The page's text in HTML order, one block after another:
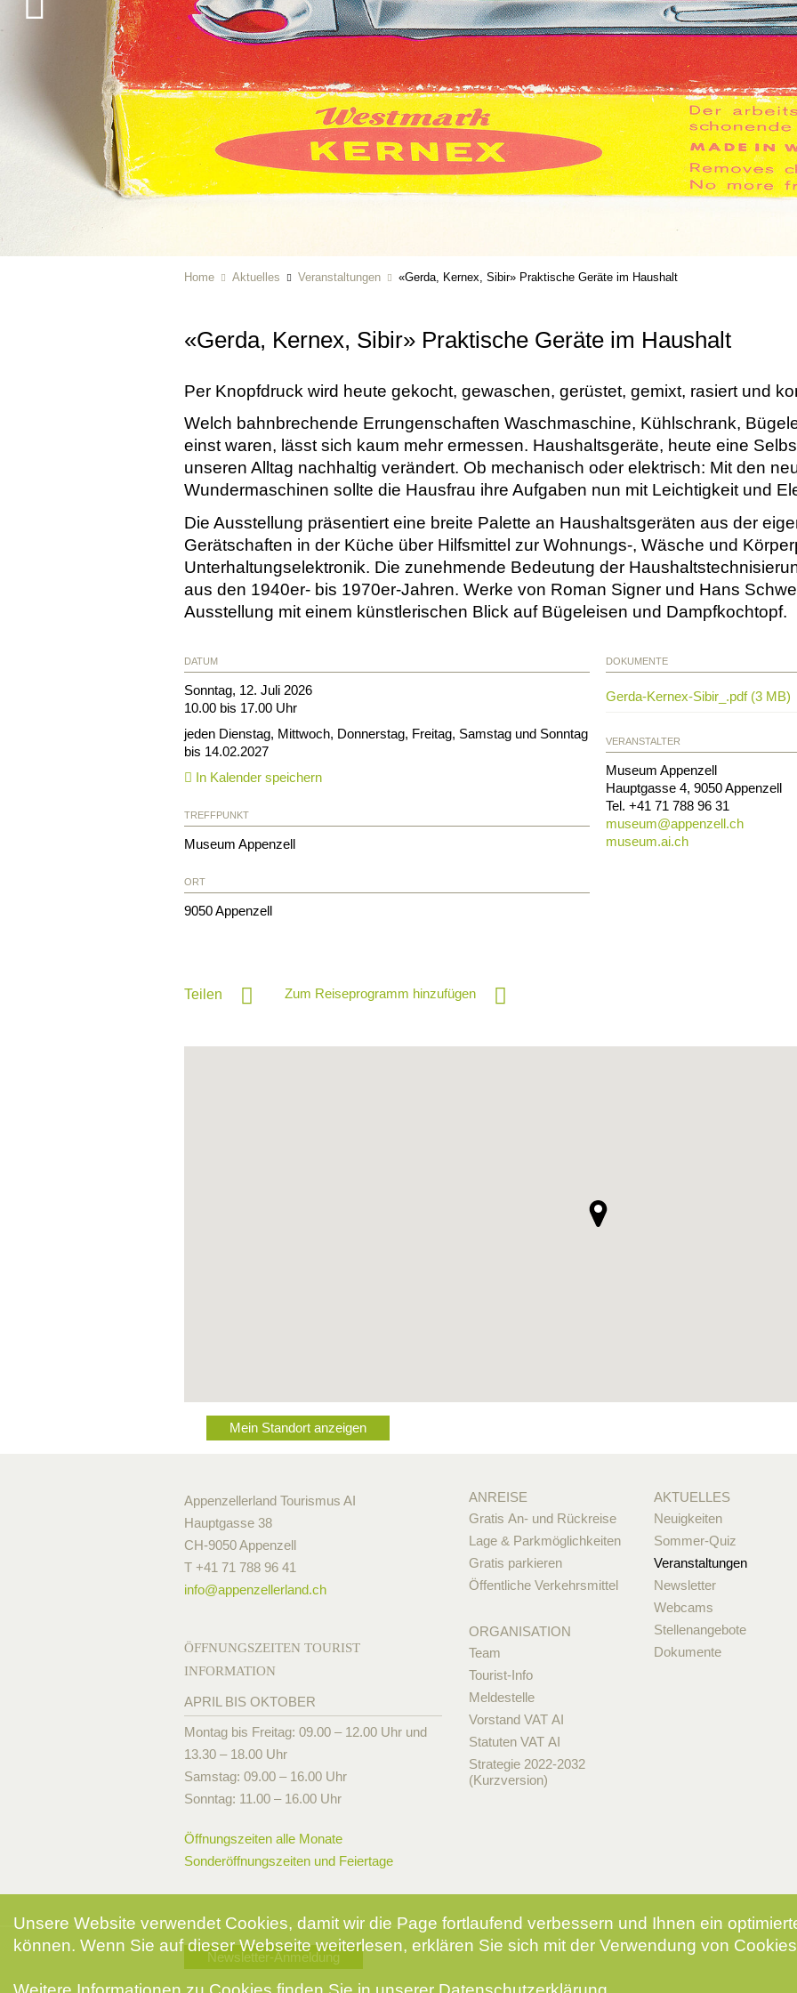
Home Aktuelles Veranstaltungen «Gerda, Kernex, Sibir» Praktische Geräte im Haushalt
«Gerda, Kernex, Sibir» Praktische Geräte im Haushalt
Per Knopfdruck wird heute gekocht, gewaschen, gerüstet, gemixt, rasiert und
Welch bahnbrechende Errungenschaften Waschmaschine, Kühlschrank,
einst waren, lässt sich kaum mehr ermessen. Haushaltsgeräte, heute eine
unseren Alltag nachhaltig verändert. Ob mechanisch oder elektrisch: Mit den
Wundermaschinen sollte die Hausfrau ihre Aufgaben nun mit Leichtigkeit und
Die Ausstellung präsentiert eine breite Palette an Haushaltsgeräten aus der
Gerätschaften in der Küche über Hilfsmittel zur Wohnungs-, Wäsche und
Unterhaltungselektronik. Die zunehmende Bedeutung der
aus den 1940er- bis 1970er-Jahren. Werke von Roman Signer und Hans
Ausstellung mit einem künstlerischen Blick auf Bügeleisen und Dampfkochtopf.
DATUM
Sonntag, 12. Juli 2026
10.00 bis 17.00 Uhr
jeden Dienstag, Mittwoch, Donnerstag, Freitag, Samstag und Sonntag
bis 14.02.2027
In Kalender speichern
TREFFPUNKT
Museum Appenzell
ORT
9050Appenzell
DOKUMENTE
Gerda-Kernex-Sibir_.pdf (3 MB)
VERANSTALTER
Museum Appenzell
Hauptgasse 4,9050Appenzell
Tel.+41 71 788 96 31
museum@appenzell.ch
museum.ai.ch
Teilen Zum Reiseprogramm hinzufügen
Mein Standort anzeigen
Appenzellerland Tourismus AI
Hauptgasse 38
CH-9050 Appenzell
T +41 71 788 96 41
info@appenzellerland.ch
ÖFFNUNGSZEITEN TOURIST
INFORMATION
APRIL BIS OKTOBER
Montag bis Freitag: 09.00 – 12.00 Uhr und
13.30 – 18.00 Uhr
Samstag: 09.00 – 16.00 Uhr
Sonntag: 11.00 – 16.00 Uhr
Öffnungszeiten alle Monate
Sonderöffnungszeiten und Feiertage
ANREISE
Gratis An- und Rückreise
Lage & Parkmöglichkeiten
Gratis parkieren
Öffentliche Verkehrsmittel
ORGANISATION
Team
Tourist-Info
Meldestelle
Vorstand VAT AI
Statuten VAT AI
Strategie 2022-2032
(Kurzversion)
AKTUELLES
Neuigkeiten
Sommer-Quiz
Veranstaltungen
Newsletter
Webcams
Stellenangebote
Dokumente
Newsletter-Anmeldung
Unsere Website verwendet Cookies, damit wir die Page fortlaufend verbessern und Ihnen ein
können. Wenn Sie auf dieser Webseite weiterlesen, erklären Sie sich mit der Verwendung von